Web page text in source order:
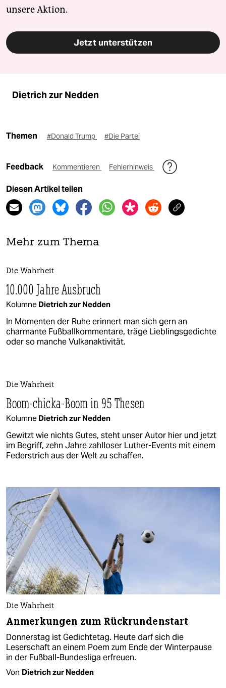
unsere Aktion.
Jetzt unterstützen
Dietrich zur Nedden
Themen #Donald Trump #Die Partei
Feedback Kommentieren Fehlerhinweis
Diesen Artikel teilen
Mehr zum Thema
Die Wahrheit
10.000 Jahre Ausbruch
Kolumne Dietrich zur Nedden
In Momenten der Ruhe erinnert man sich gern an
charmante Fußballkommentare, träge Lieblingsgedichte
oder so manche Vulkanaktivität.
Die Wahrheit
Boom-chicka-Boom in 95 Thesen
Kolumne Dietrich zur Nedden
Gewitzt wie nichts Gutes, steht unser Autor hier und jetzt
im Begriff, zehn Jahre zahlloser Luther-Events mit einem
Federstrich aus der Welt zu schaffen.
Die Wahrheit
Anmerkungen zum Rückrundenstart
Donnerstag ist Gedichtetag. Heute darf sich die
Leserschaft an einem Poem zum Ende der Winterpause
in der Fußball-Bundesliga erfreuen.
Von Dietrich zur Nedden